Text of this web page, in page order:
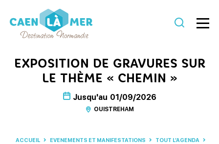
la
Tourisme
EXPOSITION DE GRAVURES SUR
LE THÈME « CHEMIN »
Jusqu'au 01/09/2026
OUISTREHAM
ACCUEIL EVENEMENTS ET MANIFESTATIONS
TOUT L’AGENDA